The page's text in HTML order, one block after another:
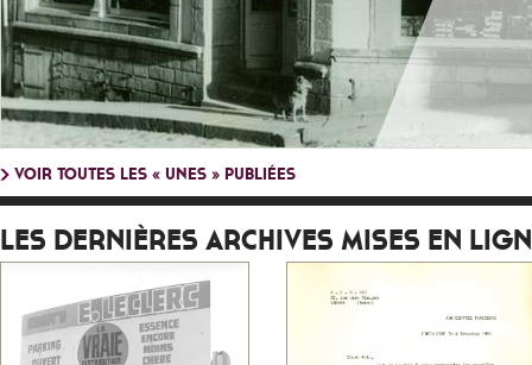
VOIR TOUTES LES « UNES » PUBLIÉES
LES DERNIÈRES ARCHIVES MISES EN